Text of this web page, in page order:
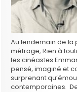
Au lendemain de la
métrage, Rien à
les cinéastes
pensé, imaginé et
surprenant
contemporaines.